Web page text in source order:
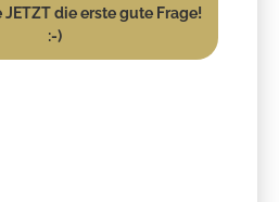
die erste gute Frage!
:-)